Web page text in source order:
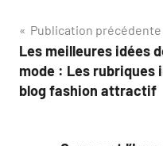
Navigation
de
l’article
Publication précédente
Les meilleures idées
mode : Les rubriques
blog fashion attractif